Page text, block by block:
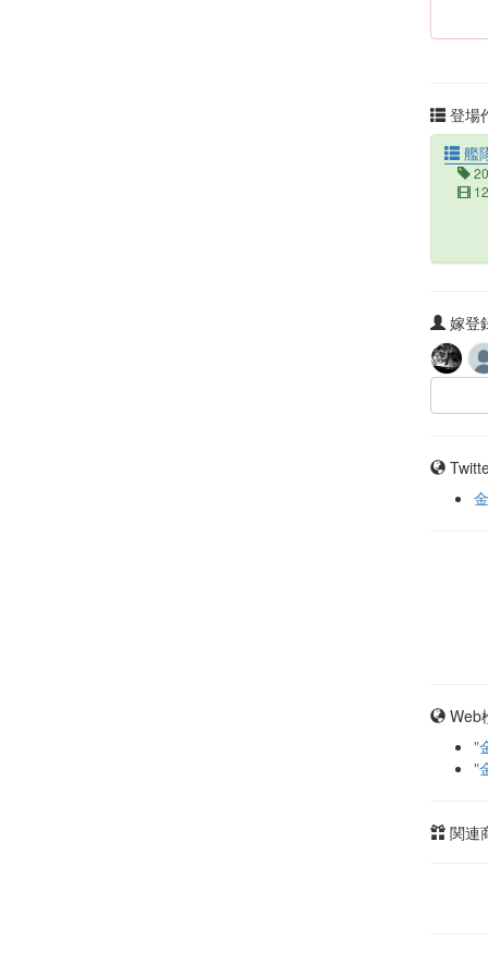
登場
艦
12
嫁登
Web
"
"
関連